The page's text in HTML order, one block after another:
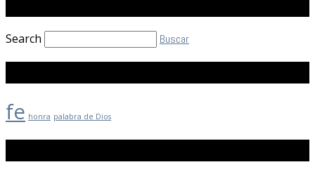
Search Buscar
fe honra palabra de Dios